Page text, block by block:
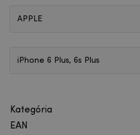
APPLE
iPhone 6 Plus, 6s Plus
Kategória
EAN